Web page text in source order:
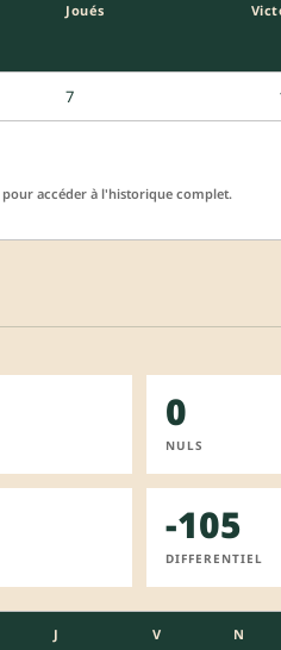
Joués
7
accéder à l'historique complet.
0
NULS
-105
DIFFERENTIEL
J V N